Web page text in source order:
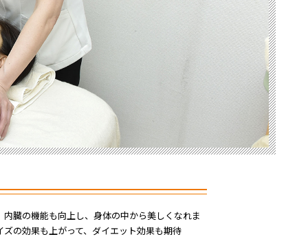
臓の機能も向上し、身体の中から美しくなれま
の効果も上がって、ダイエット効果も期待